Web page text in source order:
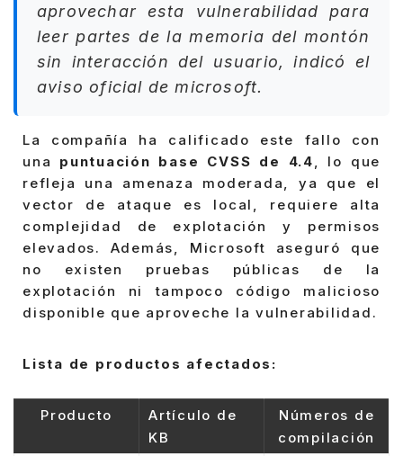
aprovechar esta vulnerabilidad para
leer partes de la memoria del montón
sin interacción del usuario, indicó el
aviso oficial de microsoft.
La compañía ha calificado este fallo con
una puntuación base CVSS de 4.4 , lo que
refleja una amenaza moderada, ya que el
vector de ataque es local, requiere alta
complejidad de explotación y permisos
elevados. Además, Microsoft aseguró que
no existen pruebas públicas de la
explotación ni tampoco código malicioso
disponible que aproveche la vulnerabilidad.
Lista de productos afectados:
Producto
Artículo de
KB
Números de
compilación